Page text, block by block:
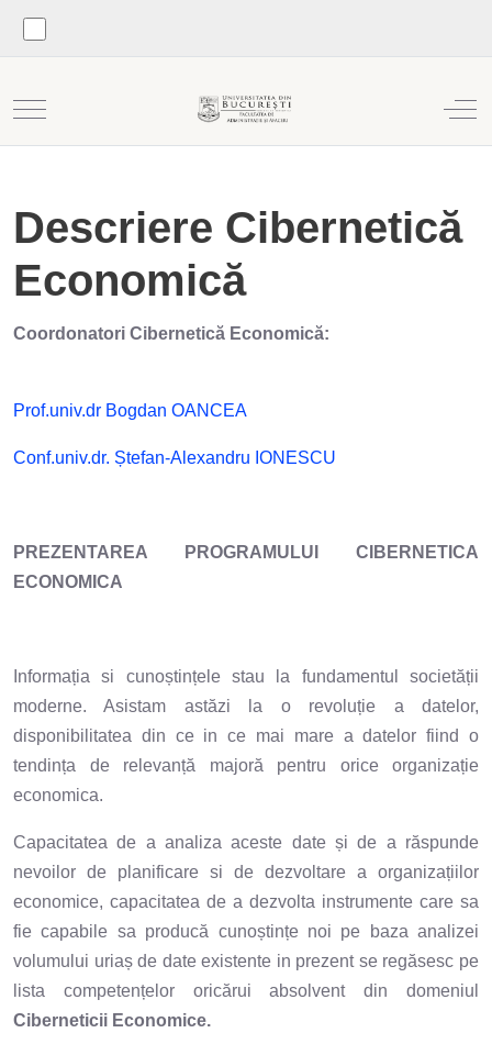
Mobile Menu Toggle Off-
Descriere Cibernetică
Economică
Coordonatori Cibernetică Economică:
Prof.univ.dr Bogdan OANCEA
Conf.univ.dr. Ștefan-Alexandru IONESCU
PREZENTAREA PROGRAMULUI CIBERNETICA
ECONOMICA
Informația si cunoștințele stau la fundamentul societății
moderne. Asistam astăzi la o revoluție a datelor,
disponibilitatea din ce in ce mai mare a datelor fiind o
tendința de relevanță majoră pentru orice organizație
economica.
Capacitatea de a analiza aceste date și de a răspunde
nevoilor de planificare si de dezvoltare a organizațiilor
economice, capacitatea de a dezvolta instrumente care sa
fie capabile sa producă cunoștințe noi pe baza analizei
volumului uriaș de date existente in prezent se regăsesc pe
lista competențelor oricărui absolvent din domeniul
Ciberneticii Economice.